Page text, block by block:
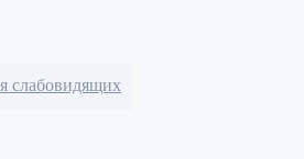
слабовидящих